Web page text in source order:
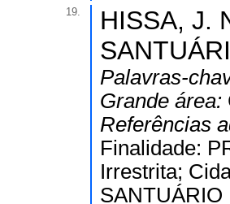
19.
HISSA, J.
Palavras-
Grande área:
Referências
Finalidade:
Irrestrita;
SANTUÁRIO